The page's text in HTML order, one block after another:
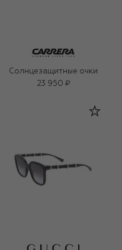
Солнцезащитные очки
23 950 ₽